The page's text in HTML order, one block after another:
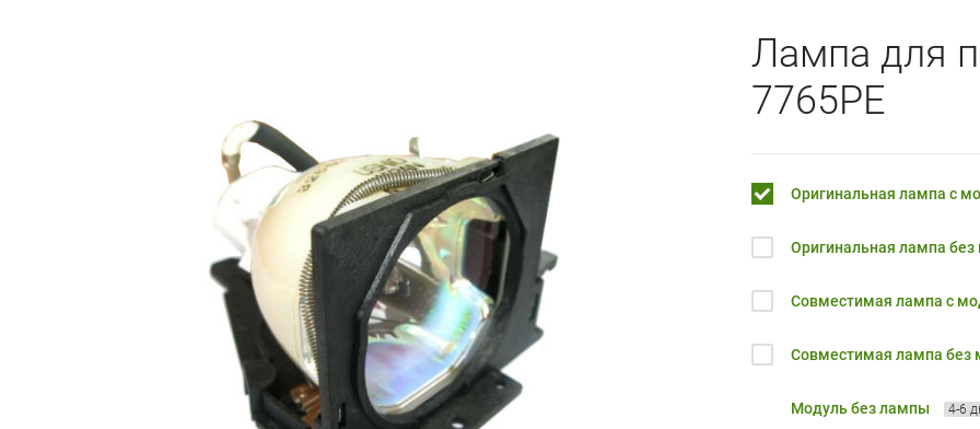
Лампа для
7765PE
Оригинальная лампа с
Оригинальная лампа без
Совместимая лампа с
Совместимая лампа без
Модуль без лампы 4-6